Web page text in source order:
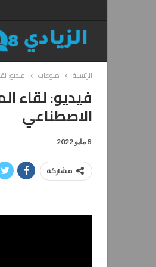
الرئيسية منوعات فيديو:
فيديو: لقاء
الاصطناعي
8 مايو 2022
مشاركة